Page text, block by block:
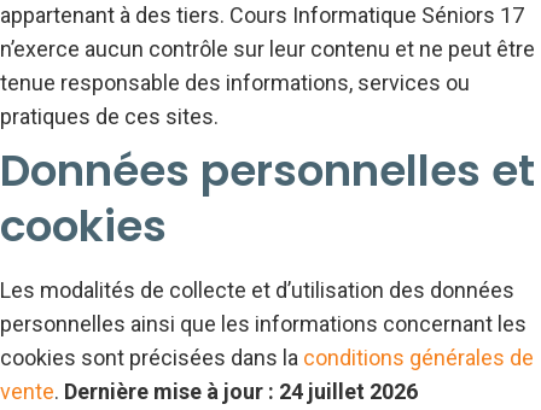
appartenant à des tiers. Cours Informatique Séniors 17
n’exerce aucun contrôle sur leur contenu et ne peut être
tenue responsable des informations, services ou
pratiques de ces sites.
Données personnelles et
cookies
Les modalités de collecte et d’utilisation des données
personnelles ainsi que les informations concernant les
cookies sont précisées dans la conditions générales de
vente. Dernière mise à jour : 24 juillet 2026